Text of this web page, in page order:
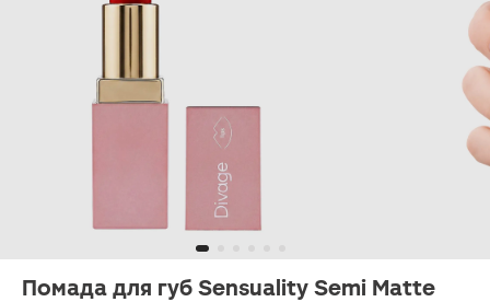
Помада для губ Sensuality Semi Matte